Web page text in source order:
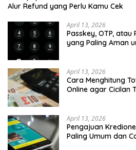
Alur Refund yang Perlu Kamu Cek
April 13, 2026
Passkey, OTP, atau
yang Paling Aman
April 13, 2026
Cara Menghitung
Online agar Cicilan
April 13, 2026
Pengajuan
Paling Umum dan